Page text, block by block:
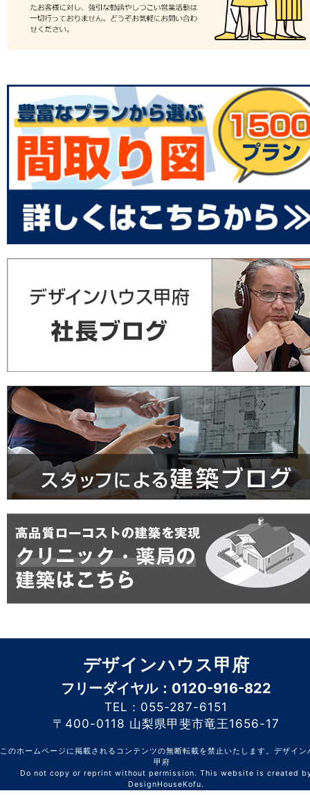
デザインハウス甲府
フリーダイヤル：0120-916-822
TEL：055-287-6151
〒400-0118 山梨県甲斐市竜王1656-17
このホームページに掲載されるコンテンツの無断転載を禁止いたします。デザイン
甲府
Do not copy or reprint without permission. This website is created
DesignHouseKofu.